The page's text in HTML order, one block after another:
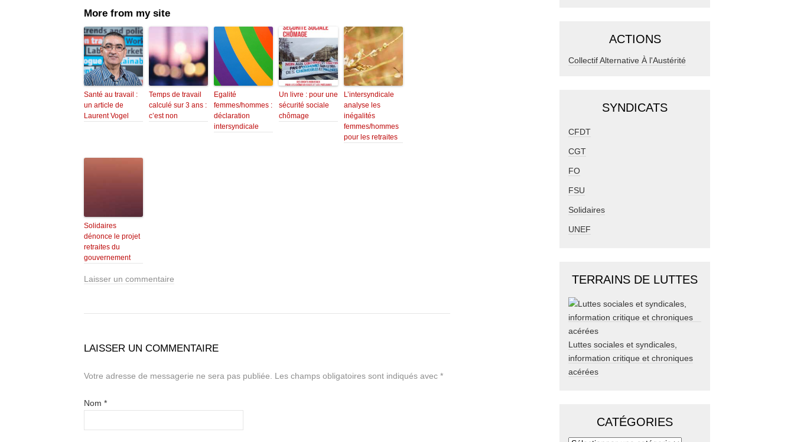
More from my site
Santé au travail :
un article de
Laurent Vogel
Temps de travail
calculé sur 3 ans :
c’est non
Egalité
femmes/hommes :
déclaration
intersyndicale
Un livre : pour une
sécurité sociale
chômage
L’intersyndicale
analyse les
inégalités
femmes/hommes
pour les retraites
Solidaires
dénonce le projet
retraites du
gouvernement
Laisser un commentaire
LAISSER UN COMMENTAIRE
Votre adresse de messagerie ne sera pas publiée. Les champs obligatoires sont indiqués avec *
Nom *
ACTIONS
Collectif Alternative À l'Austérité
SYNDICATS
CFDT
CGT
FO
FSU
Solidaires
UNEF
TERRAINS DE LUTTES
Luttes sociales et syndicales,
information critique et chroniques
acérées
CATÉGORIES